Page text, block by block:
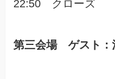
22:50 クローズ
第三会場 ゲスト：